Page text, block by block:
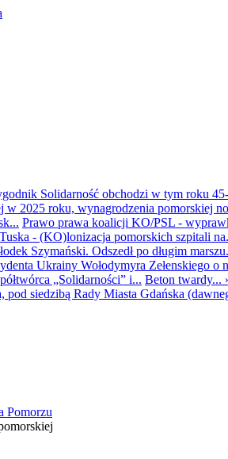
Solidarność obchodzi w tym roku
2025 roku, wynagrodzenia pomorskiej
Prawo prawa koalicji KO/PSL -
- (KO)lonizacja pomorskich szpitali
Szymański. Odszedł po długim
Ukrainy Wołodymyra Zełenskiego o
„Solidarności” i... Beton twardy...
pod siedzibą Rady Miasta Gdańska
Pomorzu